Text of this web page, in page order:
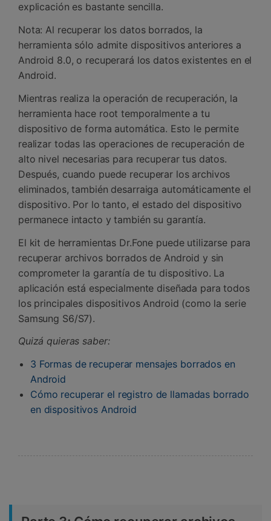
explicación es bastante sencilla.
Nota: Al recuperar los datos borrados, la
herramienta sólo admite dispositivos anteriores a
Android 8.0, o recuperará los datos existentes en el
Android.
Mientras realiza la operación de recuperación, la
herramienta hace root temporalmente a tu
dispositivo de forma automática. Esto le permite
realizar todas las operaciones de recuperación de
alto nivel necesarias para recuperar tus datos.
Después, cuando puede recuperar los archivos
eliminados, también desarraiga automáticamente el
dispositivo. Por lo tanto, el estado del dispositivo
permanece intacto y también su garantía.
El kit de herramientas Dr.Fone puede utilizarse para
recuperar archivos borrados de Android y sin
comprometer la garantía de tu dispositivo. La
aplicación está especialmente diseñada para todos
los principales dispositivos Android (como la serie
Samsung S6/S7).
Quizá quieras saber:
3 Formas de recuperar mensajes borrados en
Android
Cómo recuperar el registro de llamadas borrado
en dispositivos Android